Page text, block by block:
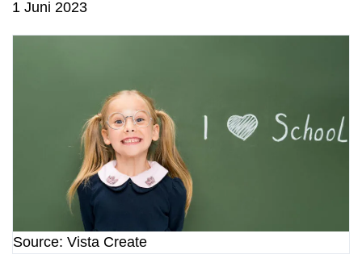
1 Juni 2023
Source: Vista Create